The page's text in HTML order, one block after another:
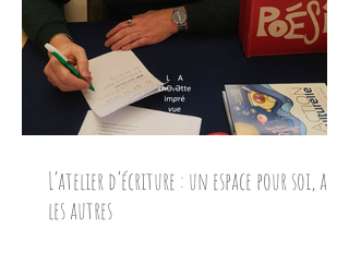
L’atelier d’écriture : un espace pour soi, avec
les autres